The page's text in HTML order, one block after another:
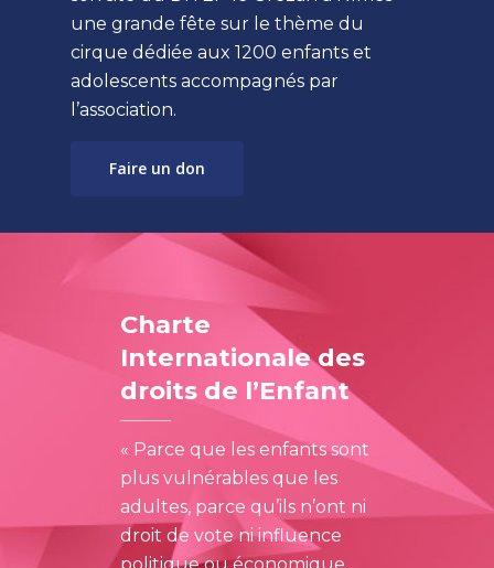
une grande fête sur le thème du
cirque dédiée aux 1200 enfants et
adolescents accompagnés par
l’association.
Faire un don
Charte
Internationale des
droits de l’Enfant
« Parce que les enfants sont
plus vulnérables que les
adultes, parce qu’ils n’ont ni
droit de vote ni influence
politique ou économique,
Accueil
Association
DITEP L’admission
DITEP Contact
AEMO du Gard Les
Contact Service AEMO
MECS Colibris
SIE
service
SIE La mesure
d’investigation
Contact SIE
AEMO Lozère
AEMO Lozère Les
professionnels du
AEMO Lozère la
éducative
Contact service
Contact
Travailler au CPEAGL
Candidature